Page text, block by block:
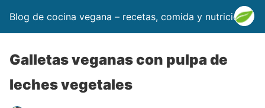
Blog de cocina vegana – recetas, comida y nutrición
Galletas veganas con pulpa de
leches vegetales